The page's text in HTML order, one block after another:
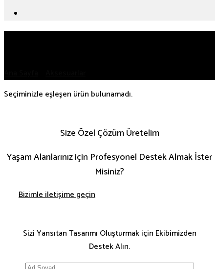
Seçiminizle eşleşen ürün bulunamadı.
Size Özel Çözüm Üretelim
Yaşam Alanlarınız için Profesyonel Destek Almak İster
Misiniz?
Bizimle iletişime geçin
Sizi Yansıtan Tasarımı Oluşturmak için Ekibimizden
Destek Alın.